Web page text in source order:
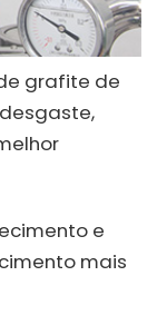
grafite de
e
mais